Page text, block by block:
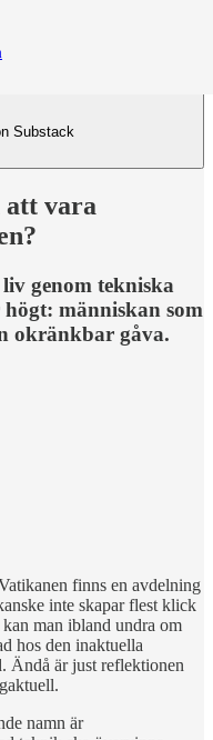
Substack
att vara
genom tekniska
människan som
okränkbar gåva.
finns en avdelning
inte skapar flest klick
man ibland undra om
hos den inaktuella
Ändå är just reflektionen
namn är